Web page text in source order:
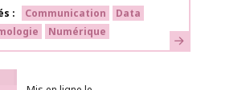
Communication
Data
Numérique En savoir plus